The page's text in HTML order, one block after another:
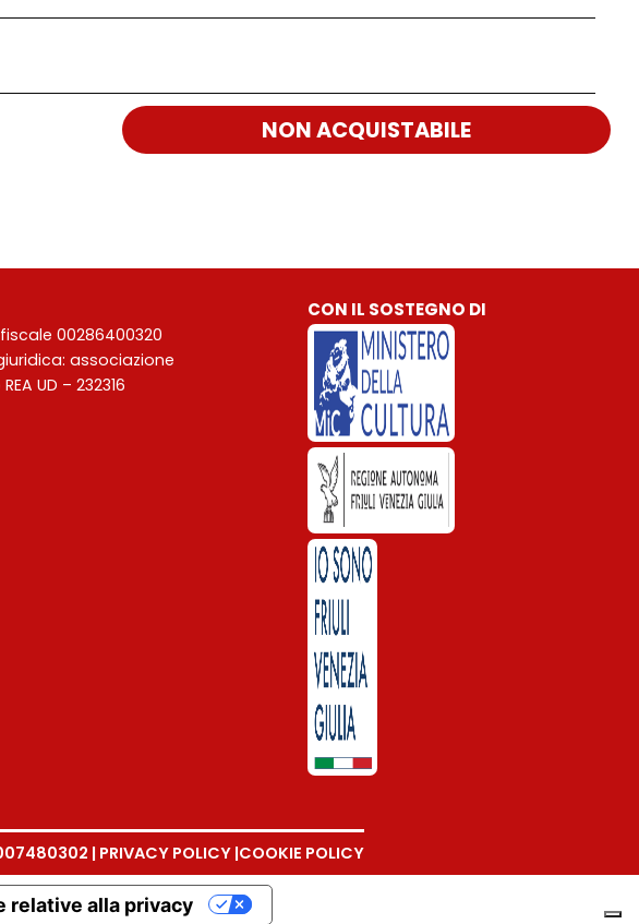
NON ACQUISTABILE
00286400320
associazione
UD – 232316
CON IL SOSTEGNO DI
| PRIVACY POLICY |COOKIE POLICY
relative alla privacy